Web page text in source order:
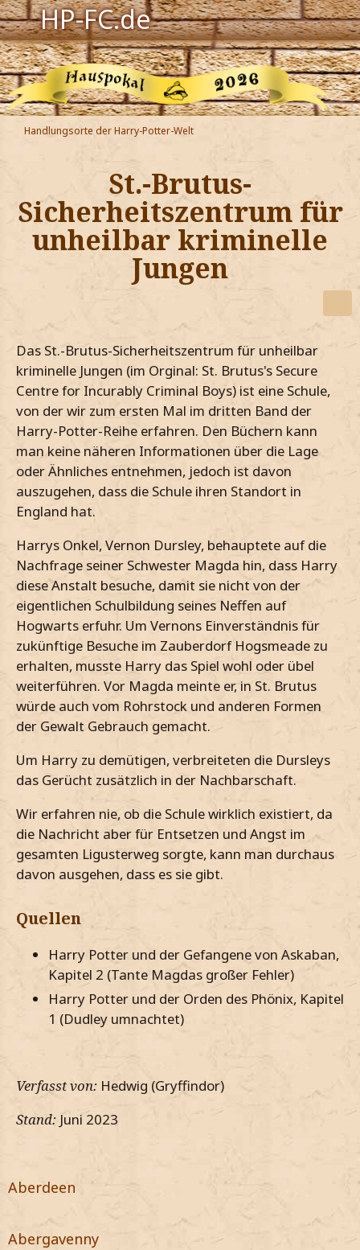
HP-FC.de
Navigation
Harry Potter
Der HP-FC
Hogwarts
Zauberwelt
Willkommen
Jetzt Fanclub-Mitglied werden!
Handlungsorte der Harry-Potter-Welt
St.-Brutus-
Sicherheitszentrum für
unheilbar kriminelle
Jungen
Das St.-Brutus-Sicherheitszentrum für unheilbar
kriminelle Jungen (im Orginal: St. Brutus's Secure
Centre for Incurably Criminal Boys) ist eine Schule,
von der wir zum ersten Mal im dritten Band der
Harry-Potter-Reihe erfahren. Den Büchern kann
man keine näheren Informationen über die Lage
oder Ähnliches entnehmen, jedoch ist davon
auszugehen, dass die Schule ihren Standort in
England hat.
Harrys Onkel, Vernon Dursley, behauptete auf die
Nachfrage seiner Schwester Magda hin, dass Harry
diese Anstalt besuche, damit sie nicht von der
eigentlichen Schulbildung seines Neffen auf
Hogwarts erfuhr. Um Vernons Einverständnis für
zukünftige Besuche im Zauberdorf Hogsmeade zu
erhalten, musste Harry das Spiel wohl oder übel
weiterführen. Vor Magda meinte er, in St. Brutus
würde auch vom Rohrstock und anderen Formen
der Gewalt Gebrauch gemacht.
Um Harry zu demütigen, verbreiteten die Dursleys
das Gerücht zusätzlich in der Nachbarschaft.
Wir erfahren nie, ob die Schule wirklich existiert, da
die Nachricht aber für Entsetzen und Angst im
gesamten Ligusterweg sorgte, kann man durchaus
davon ausgehen, dass es sie gibt.
Quellen
Harry Potter und der Gefangene von Askaban,
Kapitel 2 (Tante Magdas großer Fehler)
Harry Potter und der Orden des Phönix, Kapitel
1 (Dudley umnachtet)
Verfasst von: Hedwig (Gryffindor)
Stand: Juni 2023
Aberdeen
Abergavenny